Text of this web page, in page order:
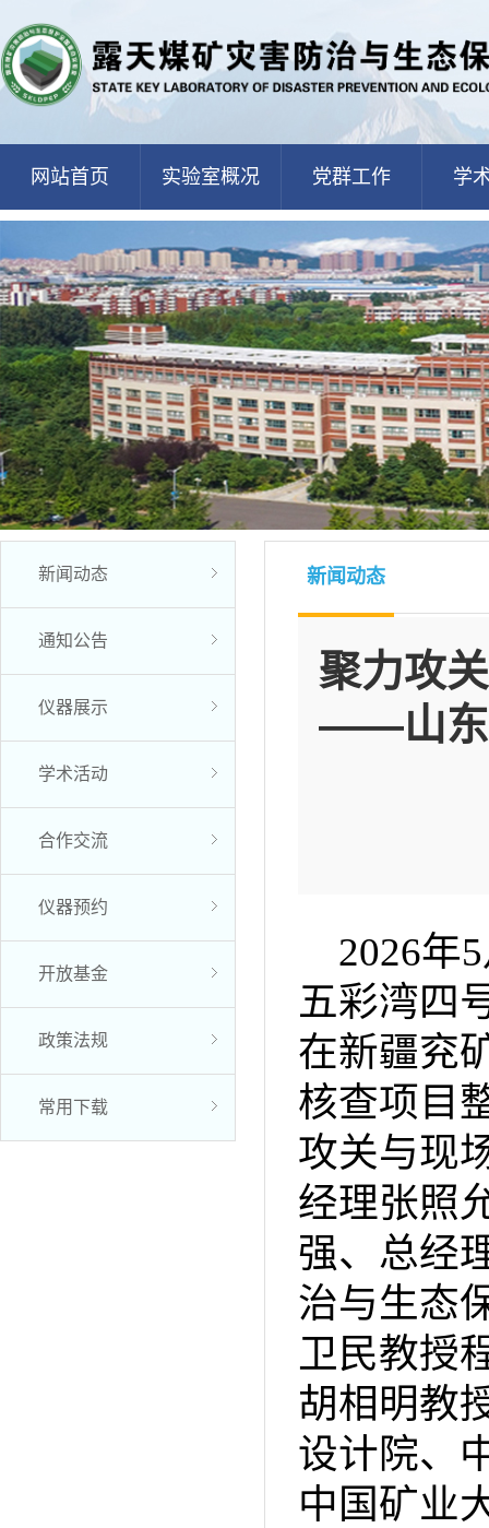
网站首页 实验室概况 党群工作 学
新闻动态
通知公告
仪器展示
学术活动
合作交流
仪器预约
开放基金
政策法规
常用下载
新闻动态
聚力攻
——山东
2026年
五彩湾四
在新疆兖
核查项目
攻关与现
经理张照
强、总经
治与生态
卫民教授
胡相明教
设计院、
中国矿业